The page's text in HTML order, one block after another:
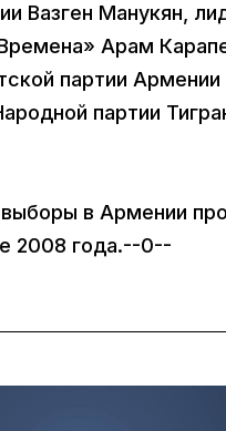
Вазген Манукян,
Арам
партии
партии
в Армении
2008 года.--0--